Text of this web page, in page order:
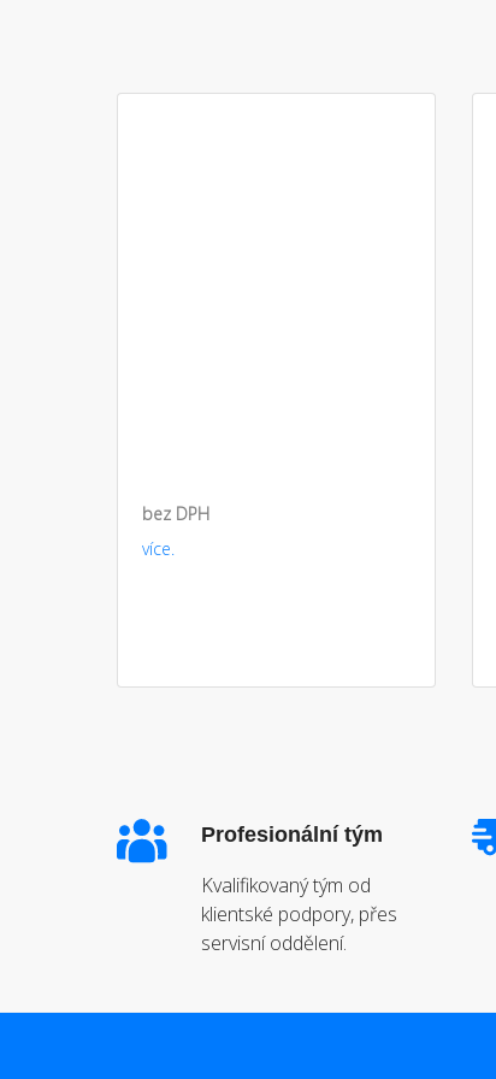
bez DPH
více.
Profesionální tým
Kvalifikovaný tým od
klientské podpory, přes
servisní oddělení.